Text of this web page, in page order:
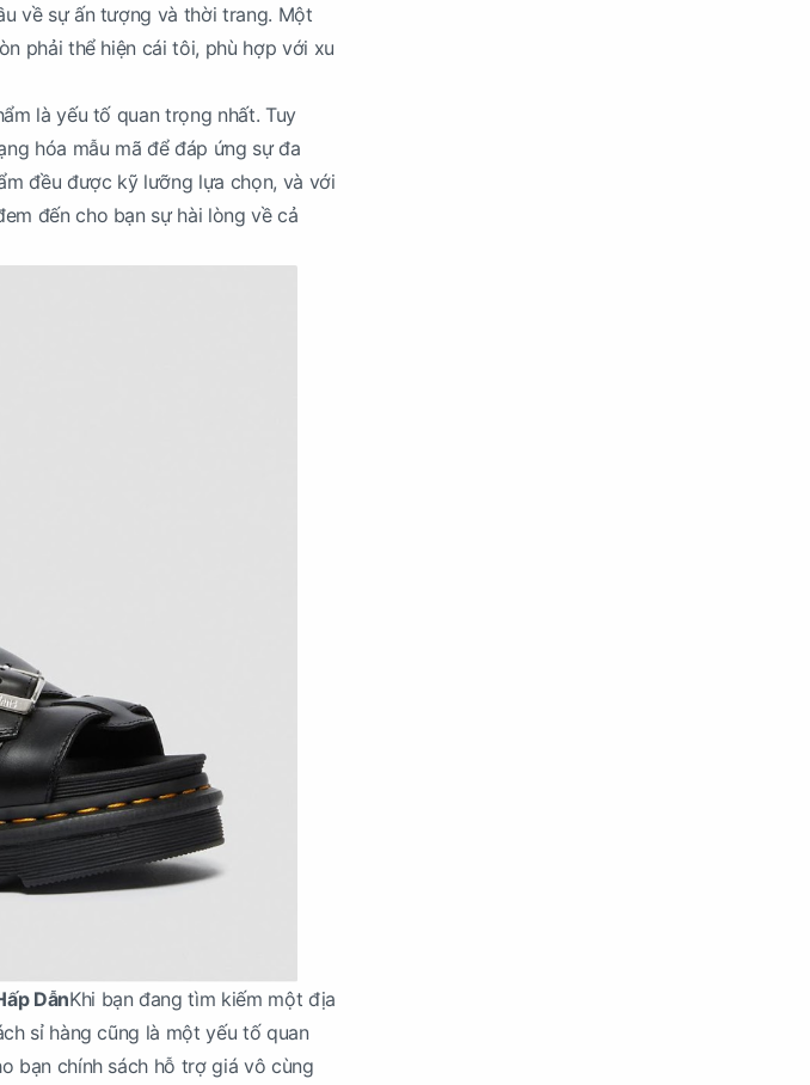
về sự ấn tượng và thời trang. Một
phải thể hiện cái tôi, phù hợp với xu
là yếu tố quan trọng nhất. Tuy
hóa mẫu mã để đáp ứng sự đa
đều được kỹ lưỡng lựa chọn, và với
đến cho bạn sự hài lòng về cả
DẫnKhi bạn đang tìm kiếm một địa
sỉ hàng cũng là một yếu tố quan
bạn chính sách hỗ trợ giá vô cùng